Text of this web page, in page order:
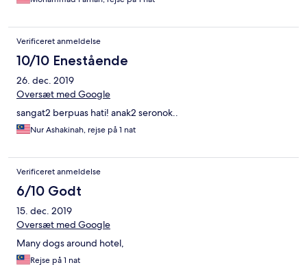
Verificeret anmeldelse
10/10 Enestående
26. dec. 2019
Oversæt med Google
sangat2 berpuas hati! anak2 seronok..
Nur Ashakinah, rejse på 1 nat
Verificeret anmeldelse
6/10 Godt
15. dec. 2019
Oversæt med Google
Many dogs around hotel,
Rejse på 1 nat